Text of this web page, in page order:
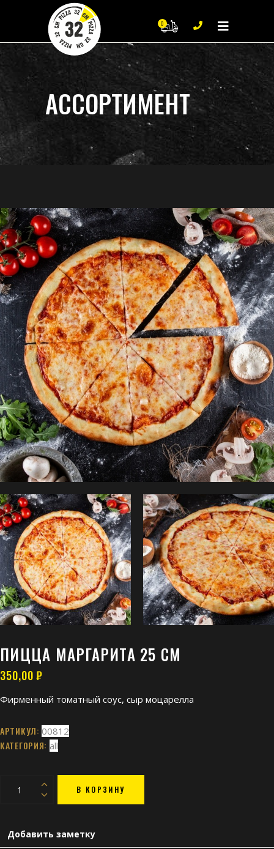
0
Нет продуктов в
АССОРТИМЕНТ
ПИЦЦА МАРГАРИТА 25 СМ
350,00₽
Фирменный томатный соус, сыр моцарелла
АРТИКУЛ: 00812
КАТЕГОРИЯ: all
Маргарита
quantity
В КОРЗИНУ
Добавить заметку